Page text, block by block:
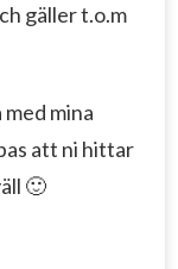
gäller t.o.m
mina
att ni hittar
🙂